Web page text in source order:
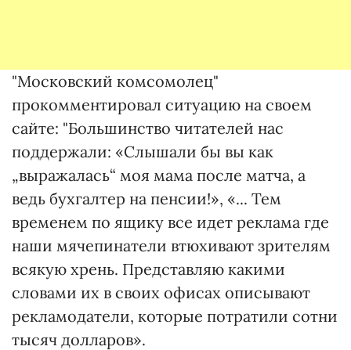
"Московский комсомолец"
прокомментировал ситуацию на своем
сайте: "Большинство читателей нас
поддержали: «Слышали бы вы как
„выражалась“ моя мама после матча, а
ведь бухгалтер на пенсии!», «... Тем
временем по ящику все идет реклама где
наши мячепинатели втюхивают зрителям
всякую хрень. Представляю какими
словами их в своих офисах описывают
рекламодатели, которые потратили сотни
тысяч долларов».